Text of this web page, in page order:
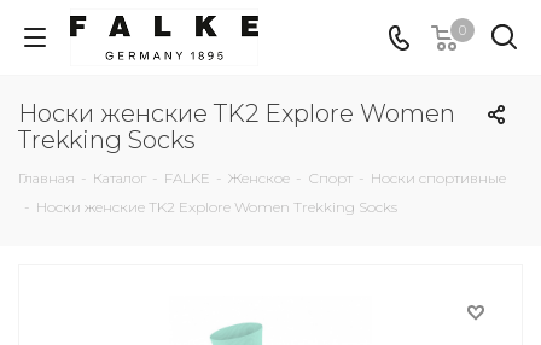
0
Носки женские TK2 Explore Women
Trekking Socks
Главная - Каталог - FALKE - Женское - Спорт - Носки спортивные
- Носки женские TK2 Explore Women Trekking Socks